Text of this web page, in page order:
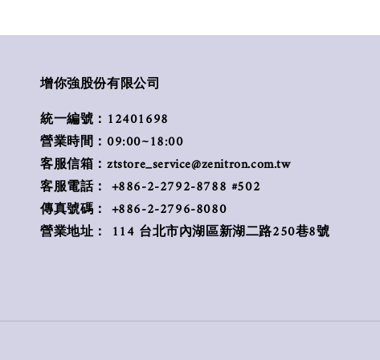
增你強股份有限公司
統一編號：12401698
營業時間：09:00~18:00
客服信箱：ztstore_service@zenitron.com.tw
客服電話： +886-2-2792-8788 #502
傳真號碼： +886-2-2796-8080
營業地址： 114 台北市內湖區新湖二路250巷8號